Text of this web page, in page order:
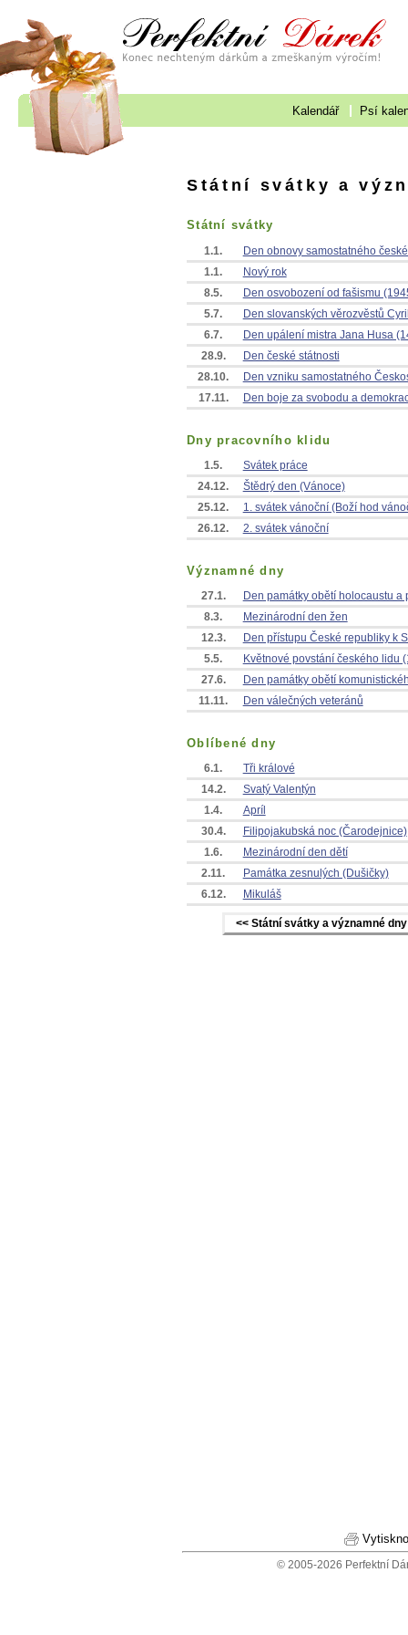
Kalendář Psí
Státní svátky a
Státní svátky
1.1.
Den obnovy samostatného
1.1.
Nový rok
8.5.
Den osvobození od fašismu
5.7.
Den slovanských věrozvěstů
6.7.
Den upálení mistra Jana Husa
28.9.
Den české státnosti
28.10.
Den vzniku samostatného
17.11.
Den boje za svobodu a
Dny pracovního klidu
1.5.
Svátek práce
24.12.
Štědrý den (Vánoce)
25.12.
1. svátek vánoční (Boží hod
26.12.
2. svátek vánoční
Významné dny
27.1.
Den památky obětí holocaustu
8.3.
Mezinárodní den žen
12.3.
Den přístupu České republiky k
5.5.
Květnové povstání českého lidu
27.6.
Den památky obětí
11.11.
Den válečných veteránů
Oblíbené dny
6.1.
Tři králové
14.2.
Svatý Valentýn
1.4.
Apríl
30.4.
Filipojakubská noc (Čarodejnice)
1.6.
Mezinárodní den dětí
2.11.
Památka zesnulých (Dušičky)
6.12.
Mikuláš
<< Státní svátky a významné
© 2005-2026 Perfektní